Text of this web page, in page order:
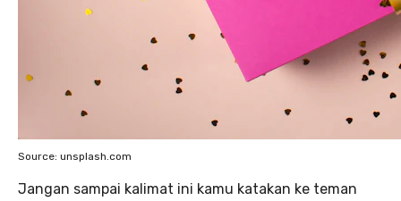
Source: unsplash.com
Jangan sampai kalimat ini kamu katakan ke teman